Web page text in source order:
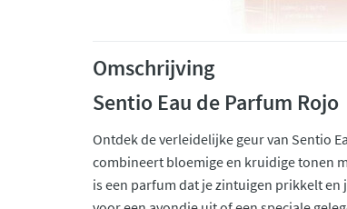
Omschrijving
Sentio Eau de Parfum Rojo
Ontdek de verleidelijke geur van Sentio
combineert bloemige en kruidige tonen
is een parfum dat je zintuigen prikkelt